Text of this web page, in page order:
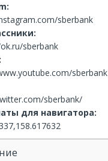
sberbank
sberbank
sberbank
sberbank/
для навигатора: